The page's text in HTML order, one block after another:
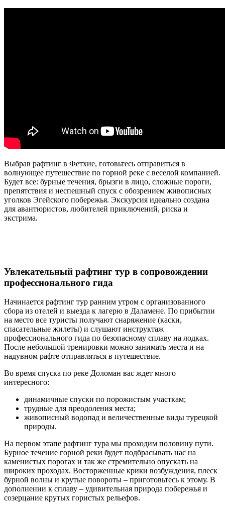
Выбрав рафтинг в Фетхие, готовьтесь отправиться в
волнующее путешествие по горной реке с веселой компанией.
Будет все: бурные течения, брызги в лицо, сложные пороги,
препятствия и неспешный спуск с обозрением живописных
уголков Эгейского побережья. Экскурсия идеально создана
для авантюристов, любителей приключений, риска и
экстрима.
Увлекательный рафтинг тур в сопровождении
профессионального гида
Начинается рафтинг тур ранним утром с организованного
сбора из отелей и выезда к лагерю в Даламене. По прибытии
на место все туристы получают снаряжение (каски,
спасательные жилеты) и слушают инструктаж
профессионального гида по безопасному сплаву на лодках.
После небольшой тренировки можно занимать места и на
надувном рафте отправляться в путешествие.
Во время спуска по реке Доломан вас ждет много
интересного:
динамичные спуски по порожистым участкам;
трудные для преодоления места;
живописный водопад и величественные виды турецкой
природы.
На первом этапе рафтинг тура мы проходим половину пути.
Бурное течение горной реки будет подбрасывать нас на
каменистых порогах и так же стремительно опускать на
широких проходах. Восторженные крики возбуждения, плеск
бурной волны и крутые повороты – приготовьтесь к этому. В
дополнении к сплаву – удивительная природа побережья и
созерцание крутых гористых рельефов.